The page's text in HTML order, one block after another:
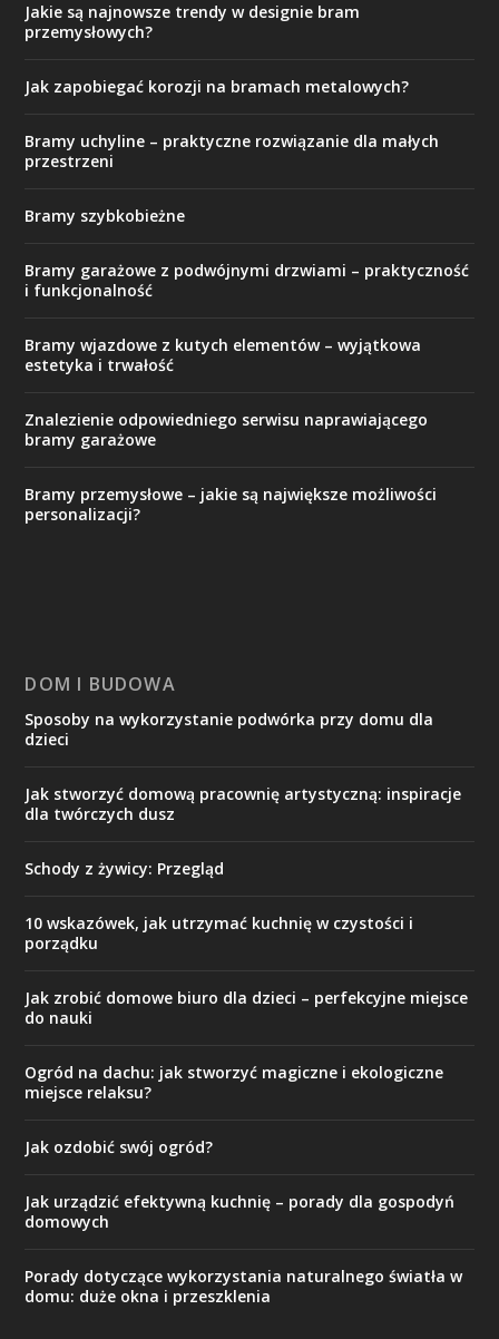
Jakie są najnowsze trendy w designie bram
przemysłowych?
Jak zapobiegać korozji na bramach metalowych?
Bramy uchyline – praktyczne rozwiązanie dla małych
przestrzeni
Bramy szybkobieżne
Bramy garażowe z podwójnymi drzwiami – praktyczność
i funkcjonalność
Bramy wjazdowe z kutych elementów – wyjątkowa
estetyka i trwałość
Znalezienie odpowiedniego serwisu naprawiającego
bramy garażowe
Bramy przemysłowe – jakie są największe możliwości
personalizacji?
DOM I BUDOWA
Sposoby na wykorzystanie podwórka przy domu dla
dzieci
Jak stworzyć domową pracownię artystyczną: inspiracje
dla twórczych dusz
Schody z żywicy: Przegląd
10 wskazówek, jak utrzymać kuchnię w czystości i
porządku
Jak zrobić domowe biuro dla dzieci – perfekcyjne miejsce
do nauki
Ogród na dachu: jak stworzyć magiczne i ekologiczne
miejsce relaksu?
Jak ozdobić swój ogród?
Jak urządzić efektywną kuchnię – porady dla gospodyń
domowych
Porady dotyczące wykorzystania naturalnego światła w
domu: duże okna i przeszklenia